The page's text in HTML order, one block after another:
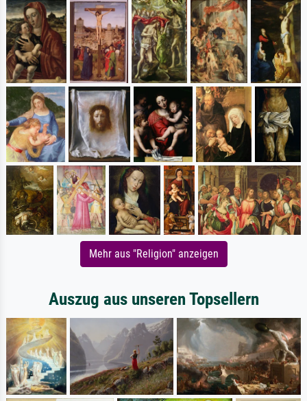
Mehr aus "Religion" anzeigen
Auszug aus unseren Topsellern